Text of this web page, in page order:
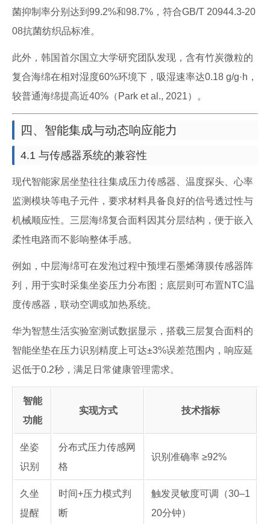
菌抑制率分别达到99.2%和98.7%，符合GB/T 20944.3-20
08抗菌纺织品标准。
此外，韩国首尔国立大学研究团队发现，含有竹炭微粒的
复合海绵在相对湿度60%环境下，吸湿速率达0.18 g/g·h，
较普通海绵提高近40%（Park et al., 2021）。
四、智能集成与动态响应能力
4.1 与传感器系统的兼容性
现代智能家居坐垫往往集成压力传感器、温度探头、心率
监测模块等电子元件，要求材料具备良好的信号透过性与
机械顺应性。三层海绵复合面料因其分层结构，便于嵌入
柔性电路而不影响整体手感。
例如，中层海绵可在发泡过程中预埋石墨烯薄膜传感器阵
列，用于实时采集坐姿压力分布图；底层则可布置NTC温
度传感器，联动空调或加热系统。
华为智慧生活实验室测试数据显示，搭载三层复合面料的
智能坐垫在压力识别精度上可达±3%误差范围内，响应延
迟低于0.2秒，满足日常健康管理需求。
智能
功能
实现方式 技术指标
坐姿
识别
分布式压力传感网
格
识别准确率 ≥92%
久坐
提醒
时间+压力模式判
断
触发灵敏度可调（30–1
20分钟）